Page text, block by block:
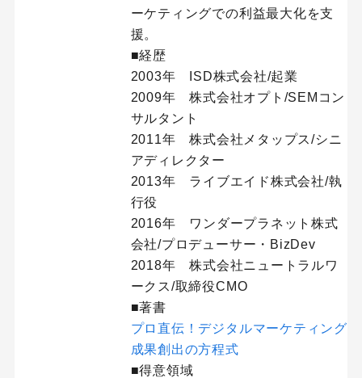
ーケティングでの利益最大化を支
援。
■経歴
2003年 ISD株式会社/起業
2009年 株式会社オプト/SEMコン
サルタント
2011年 株式会社メタップス/シニ
アディレクター
2013年 ライブエイド株式会社/執
行役
2016年 ワンダープラネット株式
会社/プロデューサー・BizDev
2018年 株式会社ニュートラルワ
ークス/取締役CMO
■著書
プロ直伝！デジタルマーケティング
成果創出の方程式
■得意領域